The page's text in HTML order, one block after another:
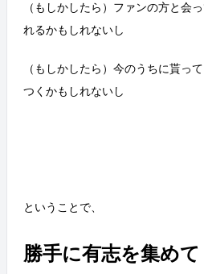
（もしかしたら）ファンの方と会
れるかもしれないし
（もしかしたら）今のうちに貰っ
つくかもしれないし
ということで、
勝手に有志を集めて